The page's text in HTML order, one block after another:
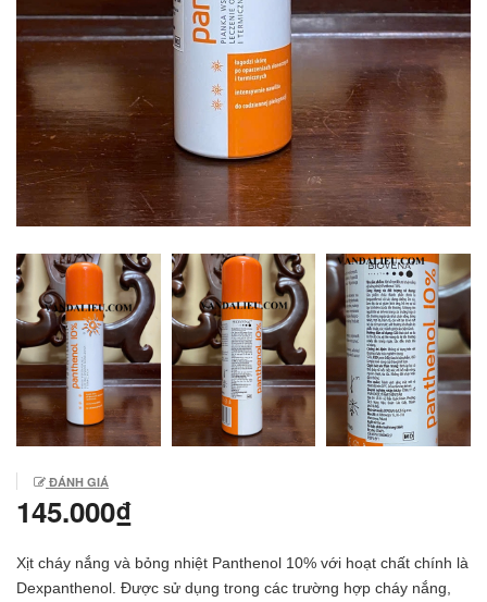
ĐÁNH GIÁ
145.000₫
Xịt cháy nắng và bỏng nhiệt Panthenol 10% với hoạt chất chính là
Dexpanthenol. Được sử dụng trong các trường hợp cháy nắng,